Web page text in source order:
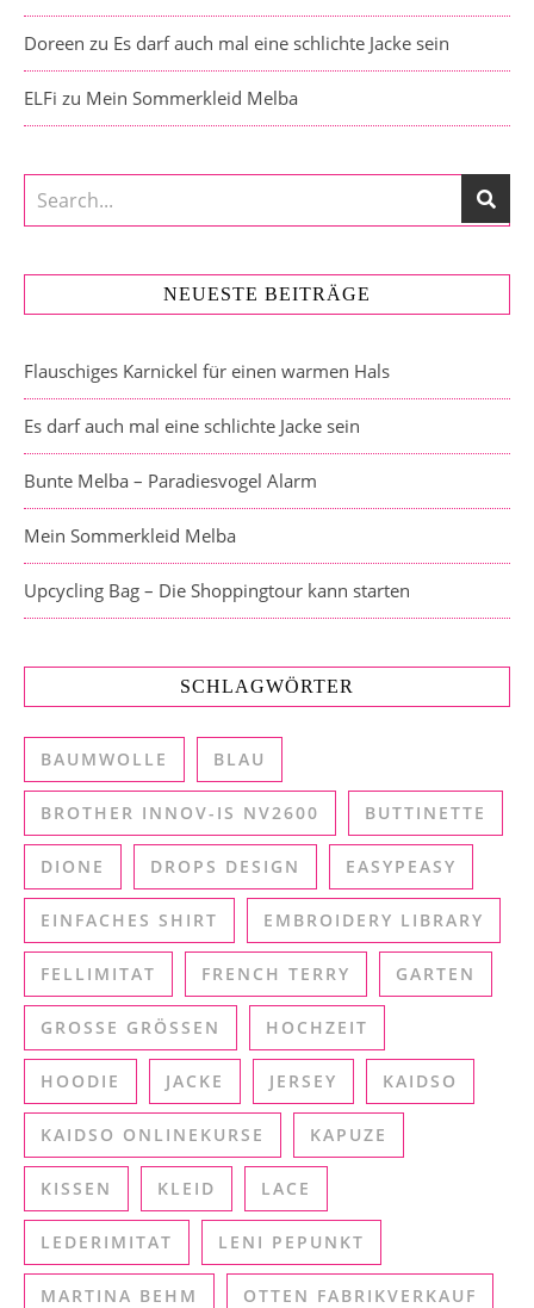
Doreen zu Es darf auch mal eine schlichte Jacke sein
ELFi zu Mein Sommerkleid Melba
NEUESTE BEITRÄGE
Flauschiges Karnickel für einen warmen Hals
Es darf auch mal eine schlichte Jacke sein
Bunte Melba – Paradiesvogel Alarm
Mein Sommerkleid Melba
Upcycling Bag – Die Shoppingtour kann starten
SCHLAGWÖRTER
BAUMWOLLE BLAU
BROTHER INNOV-IS NV2600 BUTTINETTE
DIONE DROPS DESIGN EASYPEASY
EINFACHES SHIRT EMBROIDERY LIBRARY
FELLIMITAT FRENCH TERRY GARTEN
GROSSE GRÖSSEN HOCHZEIT
HOODIE JACKE JERSEY KAIDSO
KAIDSO ONLINEKURSE KAPUZE
KISSEN KLEID LACE
LEDERIMITAT LENI PEPUNKT
MARTINA BEHM OTTEN FABRIKVERKAUF